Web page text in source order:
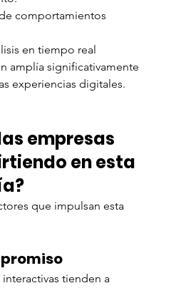
comportamientos
en tiempo real
amplía significativamente
experiencias digitales.
empresas
en esta
que impulsan esta
interactivas tienden a